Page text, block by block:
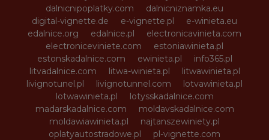
dalnicnipoplatky.com
dalnicniznamka.eu
digital-vignette.de
e-vignette.pl
e-winieta.eu
edalnice.org
edalnice.pl
electronicavinieta.com
electroniceviniete.com
estoniawinieta.pl
estonskadalnice.com
ewinieta.pl
info365.pl
litvadalnice.com
litwa-winieta.pl
litwawinieta.pl
livignotunel.pl
livignotunnel.com
lotvawinieta.pl
lotwawinieta.pl
lotysskadalnice.com
madarskadalnice.com
moldavskadalnice.com
moldawiawinieta.pl
najtanszewiniety.pl
oplatyautostradowe.pl
pl-vignette.com